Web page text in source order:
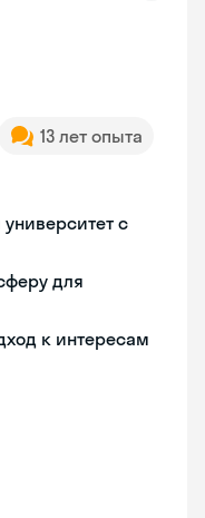
13 лет опыта
с
для
к интересам